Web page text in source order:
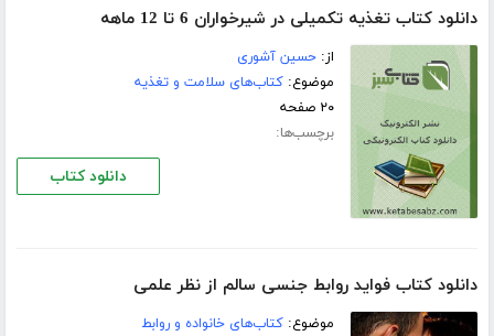
دانلود کتاب تغذیه تکمیلی در شیرخواران 6 تا 12 ماهه
از:حسین آشوری
موضوع:کتاب‌های سلامت و تغذیه
۲۰ صفحه
برچسب‌ها:
دانلود کتاب
دانلود کتاب فواید روابط جنسی سالم از نظر علمی
موضوع:کتاب‌های خانواده و روابط